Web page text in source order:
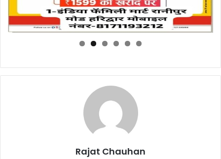
Rajat Chauhan